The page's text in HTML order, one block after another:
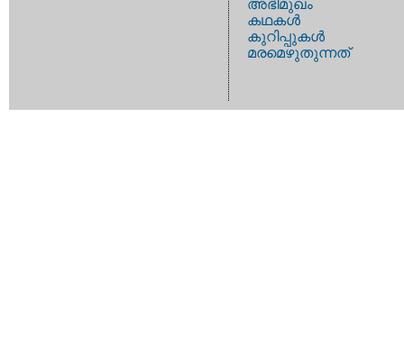
അഭിമുഖം
കഥകള്‍
കുറിപ്പുകള്‍
മരമെഴുതുന്നത്